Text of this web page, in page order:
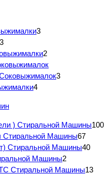
3
3
2
3
4
) Стиральной Машины100
Стиральной Машины67
Стиральной Машины40
Машины2
Стиральной Машины13